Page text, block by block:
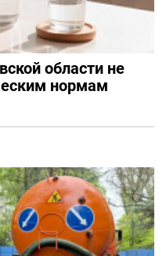
области не
нормам